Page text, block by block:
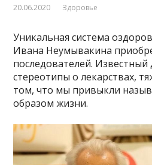
20.06.2020 Здоровье
Уникальная система
Ивана Неумывакина
последователей. Известный
стереотипы о лекарствах,
том, что мы привыкли
образом жизни.